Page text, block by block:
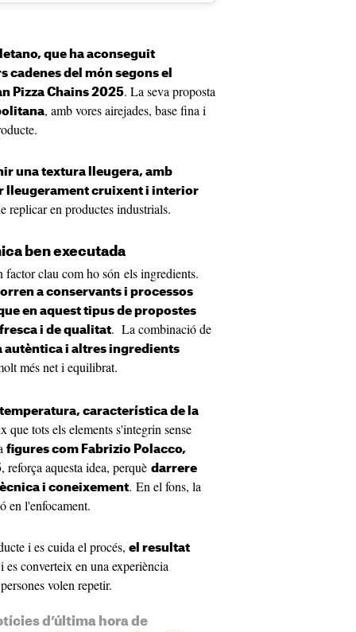
que ha aconseguit
del món segons el
Pizza Chains 2025. La seva proposta
, amb vores airejades, base fina i
una textura lleugera, amb
lleugerament cruixent i interior
replicar en productes industrials.
ben executada
clau com ho són els ingredients.
a conservants i processos
en aquest tipus de propostes
i de qualitat. La combinació de
i altres ingredients
més net i equilibrat.
característica de la
que tots els elements s'integrin sense
figures com Fabrizio Polacco,
, reforça aquesta idea, perquè darrere
i coneixement. En el fons, la
en l'enfocament.
i es cuida el procés, el resultat
i es converteix en una experiència
volen repetir.
d’última hora de